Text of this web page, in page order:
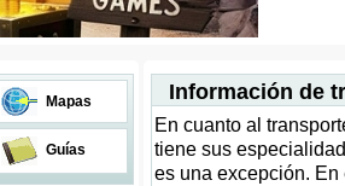
Mapas
Guías
Información de
En cuanto al
tiene sus
es una excepción. En